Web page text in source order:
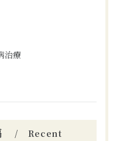
治療
Recent